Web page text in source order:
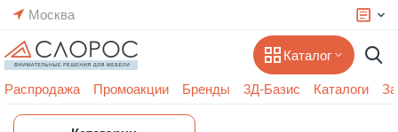
Москва
Каталог
Распродажа Промоакции Бренды 3Д-Базис Каталоги